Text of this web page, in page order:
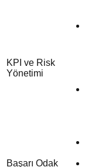
KPI ve Risk
Yönetimi
Başarı Odak